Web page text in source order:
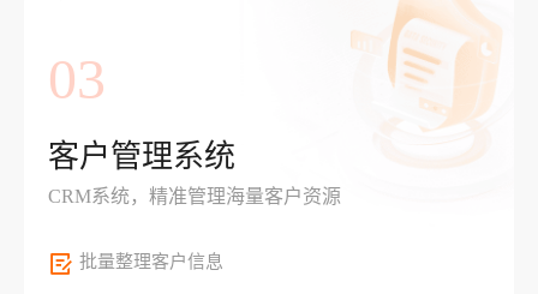
03
客户管理系统
CRM系统，精准管理海量客户资源
批量整理客户信息